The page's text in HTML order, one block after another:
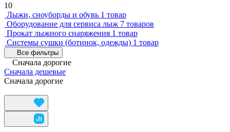
10
Лыжи, сноуборды и обувь 1 товар
Оборудование для сервисa лыж 7 товаров
Прокат лыжного снаряжения 1 товар
Системы сушки (ботинок, одежды) 1 товар
Все фильтры
Сначала дорогие
Сначала дешевые
Сначала дорогие